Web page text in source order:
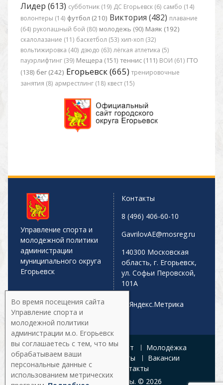
Лидер (613) субботник (19) ДС Егорьевск (6) самбо (14)
волонтеры (14) футбол (210) Виктория (482) плавание
(64) рукопашный бой (80) молодежь (90) Маяк (192)
скалолазание (11) баскетбол (53) хип-хоп (32)
вольтижировка (40) дзюдо (63) лёгкая атлетика (5)
пауэрлифтинг (39) Мещера (151) теннис (111) ВОИ (61) ГТО
(138) бег (242) Егорьевск (665) тренировочные
занятия (8) армрестлинг (18) квест (15)
Управление спорта и
молодежной политики
администрации
муниципального округа
Егорьевск
Контакты
8 (496) 406-60-10
GavrilovAE@mosreg.ru
140300 Московская
область, г. Егорьевск,
ул. Софьи Перовской,
101А
Главная Афиша Спорт
Молодёжка
Управление
Документы
Вакансии
Галерея
Контакты
Все права защищены. © 2026
Во время посещения сайта
Управление спорта и
молодежной политики
администрации м.о. Егорьевск
вы соглашаетесь с тем, что мы
обрабатываем ваши
персональные данные с
использованием метрических